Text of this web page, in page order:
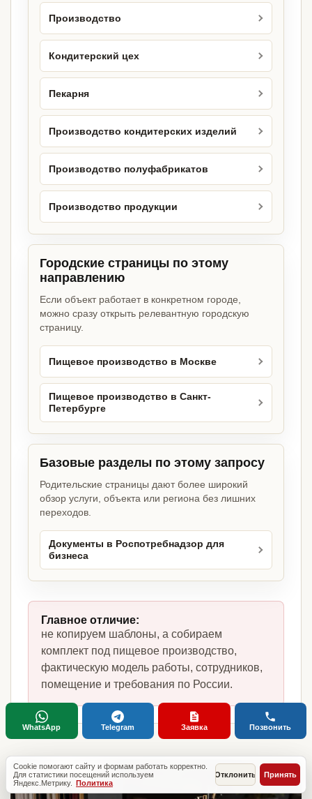
Производство
Кондитерский цех
Пекарня
Производство кондитерских изделий
Производство полуфабрикатов
Производство продукции
Городские страницы по этому
направлению
Если объект работает в конкретном городе,
можно сразу открыть релевантную городскую
страницу.
Пищевое производство в Москве
Пищевое производство в Санкт-
Петербурге
Базовые разделы по этому запросу
Родительские страницы дают более широкий
обзор услуги, объекта или региона без лишних
переходов.
Документы в Роспотребнадзор для
бизнеса
Главное отличие:
не копируем шаблоны, а собираем
комплект под пищевое производство,
фактическую модель работы, сотрудников,
помещение и требования по России.
Cookie помогают сайту и формам работать корректно.
Для статистики посещений используем
Яндекс.Метрику. Политика
Отклонить Принять
WhatsApp Telegram Заявка Позвонить